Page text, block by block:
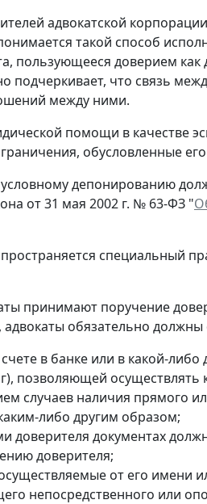
адвокатской
такой способ
пользующееся доверием
подчеркивает, что связь
между ними.
помощи в качестве
обусловленные его
депонированию
от 31 мая 2002 г. № 63-ФЗ "
специальный
принимают поручение
обязательно
в банке или в какой-
позволяющей осуществлять
случаев наличия прямого
либо другим образом;
документах
доверителя;
от его имени
непосредственного или